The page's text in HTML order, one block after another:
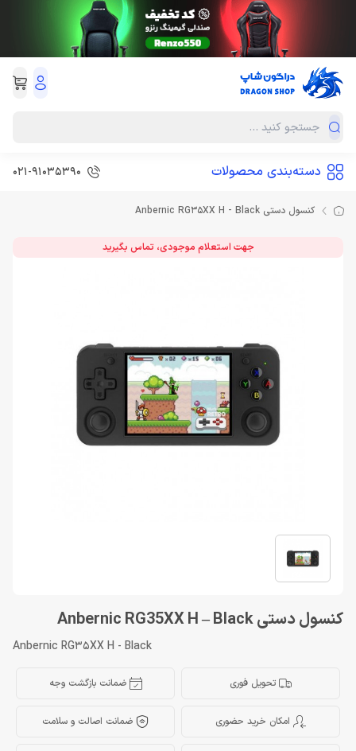
دسته‌بندی محصولات 021-91035390
کنسول دستی Anbernic RG35XX H - Black
جهت استعلام موجودی، تماس بگیرید
کنسول دستی Anbernic RG35XX H – Black
Anbernic RG35XX H - Black
تحویل فوری ضمانت بازگشت وجه
امکان خرید حضوری ضمانت اصالت و سلامت